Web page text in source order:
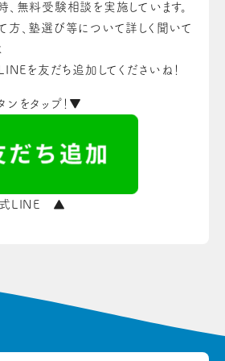
無料受験相談を実施しています。
、塾選び等について詳しく聞いて
を友だち追加してくださいね！
をタップ！▼
LINE ▲